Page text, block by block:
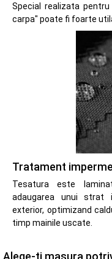
Special realizata
carpa" poate fi foarte
Tratament
Tesatura este
adaugarea unui strat
exterior, optimizand
timp mainile uscate.
Alege-ti masura